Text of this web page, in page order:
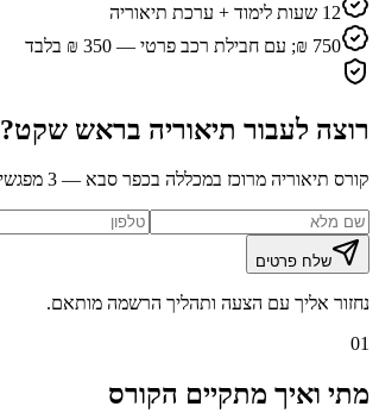
12 שעות לימוד + ערכת תיאוריה
750 ₪; עם חבילת רכב פרטי — 350 ₪ בלבד
רוצה לעבור תיאוריה בראש שקט?
קורס תיאוריה מרוכז במכללה בכפר סבא — 3 מפגשים, 12 שעות, כולל ערכת לימוד. מועדים קבועים, אווירה נעימה ומורים שמסבירים עד שמבינים.
שלח פרטים
נחזור אליך עם הצעה ותהליך הרשמה מותאם.
01
מתי ואיך מתקיים הקורס